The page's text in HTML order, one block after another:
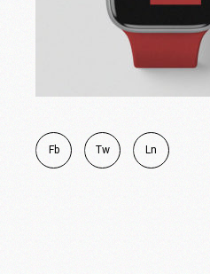
Fb Tw Ln